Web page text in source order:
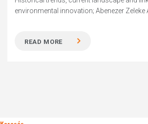
environmental innovation; Abenezer Zeleke
READ MORE